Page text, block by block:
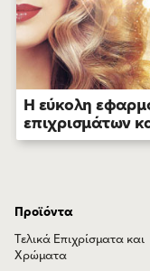
Η εύκολη
επιχρισμάτων
Προϊόντα
Τελικά Επιχρίσματα και
Χρώματα